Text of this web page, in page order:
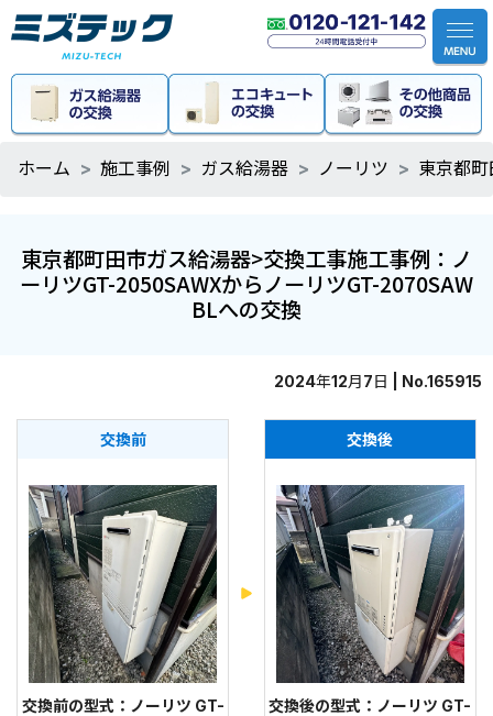
ホーム 施工事例 ガス給湯器 ノーリツ 東京都
東京都町田市ガス給湯器>交換工事施工事例：ノ
ーリツGT-2050SAWXからノーリツGT-2070SAW
BLへの交換
2024年12月7日 | No.165915
交換前
交換前の型式：ノーリツ GT-
交換後
交換後の型式：ノーリツ GT-